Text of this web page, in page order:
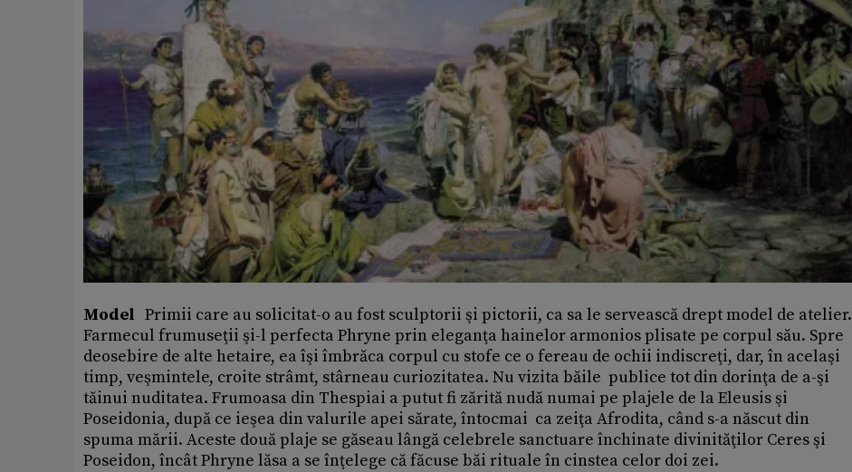
Model Primii care au solicitat-o au fost sculptorii şi pictorii, ca sa le servească drept model de atelier.
Farmecul frumuseţii şi-l perfecta Phryne prin eleganţa hainelor armonios plisate pe corpul său. Spre
deosebire de alte hetaire, ea îşi îmbrăca corpul cu stofe ce o fereau de ochii indiscreţi, dar, în acelaşi
timp, veşmintele, croite strâmt, stârneau curiozitatea. Nu vizita băile publice tot din dorinţa de a-şi
tăinui nuditatea. Frumoasa din Thespiai a putut fi zărită nudă numai pe plajele de la Eleusis şi
Poseidonia, după ce ieşea din valurile apei sărate, întocmai ca zeiţa Afrodita, când s-a născut din
spuma mării. Aceste două plaje se găseau lângă celebrele sanctuare închinate divinităţilor Ceres şi
Poseidon, încât Phryne lăsa a se înţelege că făcuse băi rituale în cinstea celor doi zei.